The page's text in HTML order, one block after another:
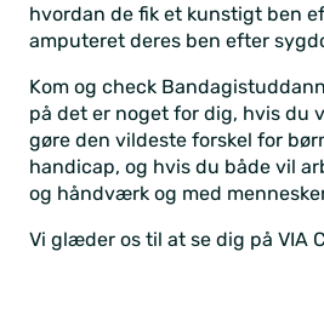
hvordan de fik et kunstigt ben
amputeret deres ben efter
Kom og check
på det er noget for dig, hvis du
gøre den vildeste forskel for
handicap, og hvis du både vil
og håndværk og med
Vi glæder os til at se dig på VIA